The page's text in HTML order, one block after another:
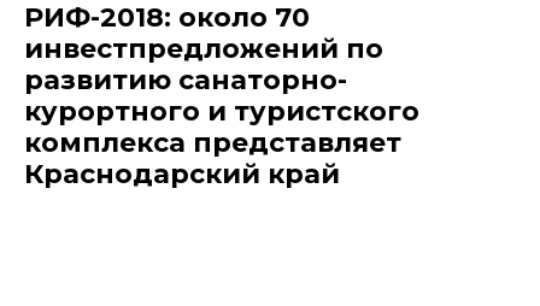
РИФ-2018: около 70
инвестпредложений по
развитию санаторно-
курортного и туристского
комплекса представляет
Краснодарский край